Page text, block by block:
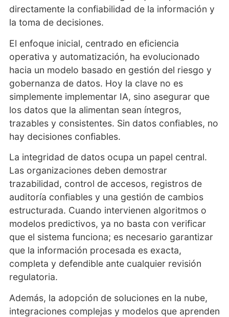
directamente la confiabilidad de la información y
la toma de decisiones.
El enfoque inicial, centrado en eficiencia
operativa y automatización, ha evolucionado
hacia un modelo basado en gestión del riesgo y
gobernanza de datos. Hoy la clave no es
simplemente implementar IA, sino asegurar que
los datos que la alimentan sean íntegros,
trazables y consistentes. Sin datos confiables, no
hay decisiones confiables.
La integridad de datos ocupa un papel central.
Las organizaciones deben demostrar
trazabilidad, control de accesos, registros de
auditoría confiables y una gestión de cambios
estructurada. Cuando intervienen algoritmos o
modelos predictivos, ya no basta con verificar
que el sistema funciona; es necesario garantizar
que la información procesada es exacta,
completa y defendible ante cualquier revisión
regulatoria.
Además, la adopción de soluciones en la nube,
integraciones complejas y modelos que aprenden